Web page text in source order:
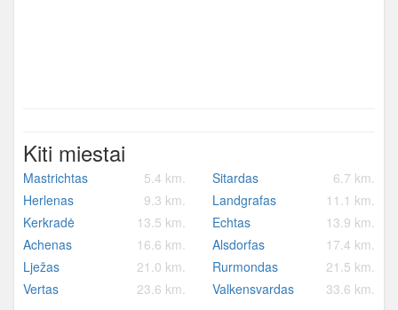
Kiti miestai
Mastrichtas 5.4 km. Sitardas
6.7 km.
Herlenas
9.3 km. Landgrafas
11.1 km.
Kerkradė
13.5 km. Echtas
13.9 km.
Achenas
16.6 km. Alsdorfas
17.4 km.
Lježas
21.0 km. Rurmondas
21.5 km.
Vertas
23.6 km. Valkensvardas 33.6 km.